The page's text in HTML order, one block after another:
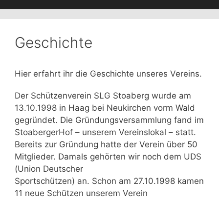
Geschichte
Hier erfahrt ihr die Geschichte unseres Vereins.
Der Schützenverein SLG Stoaberg wurde am
13.10.1998 in Haag bei Neukirchen vorm Wald
gegründet. Die Gründungsversammlung fand im
StoabergerHof – unserem Vereinslokal – statt.
Bereits zur Gründung hatte der Verein über 50
Mitglieder. Damals gehörten wir noch dem UDS
(Union Deutscher
Sportschützen) an. Schon am 27.10.1998 kamen
11 neue Schützen unserem Verein